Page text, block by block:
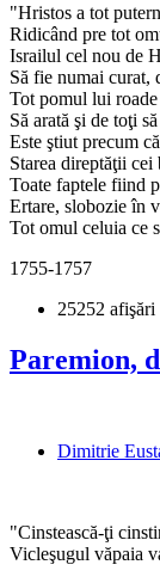
"Hristos a tot
Ridicând pre tot
Israilul cel nou de
Să fie numai curat,
Tot pomul lui roade
Să arată şi de toţi
Este ştiut precum
Starea direptăţii
Toate faptele fiind
Ertare, slobozie în
Tot omul celuia ce
1755-1757
25252 afişări
Paremion,
Dimitrie
"Cinstească-ţi
Vicleşugul văpaia